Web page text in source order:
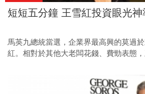
短短五分鐘 王雪紅投資眼光神
馬英九總統當選，企業界最高興的莫過
紅。相對於其他大老闆花錢、費勁表態